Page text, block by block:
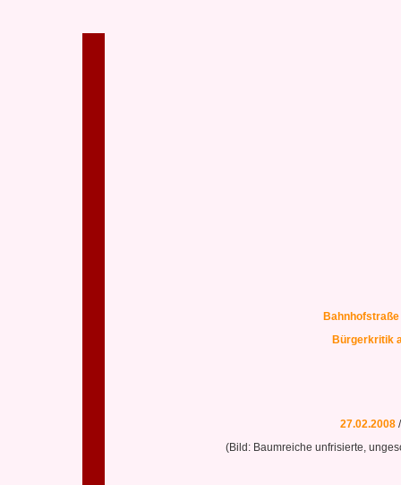
Bürgerkritik
27.02.2008
(Bild: Baumreiche unfrisierte,